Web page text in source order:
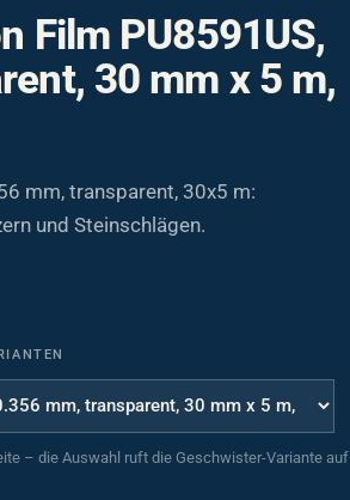
Film PU8591US,
30 mm x 5 m,
mm, transparent, 30x5 m:
und Steinschlägen.
– die Auswahl ruft die Geschwister-Variante auf.